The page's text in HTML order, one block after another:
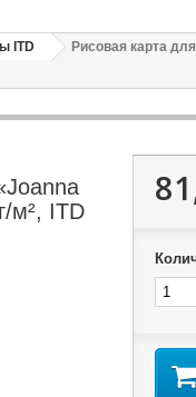
ITD
Рисовая карта
м², ITD